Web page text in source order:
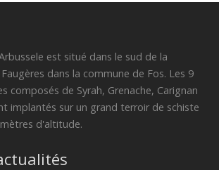
est situé dans le sud de la
Faugères dans la commune de Fos. Les 9
composés de Syrah, Grenache, Carignan
implantés sur un grand terroir de schiste
d'altitude.